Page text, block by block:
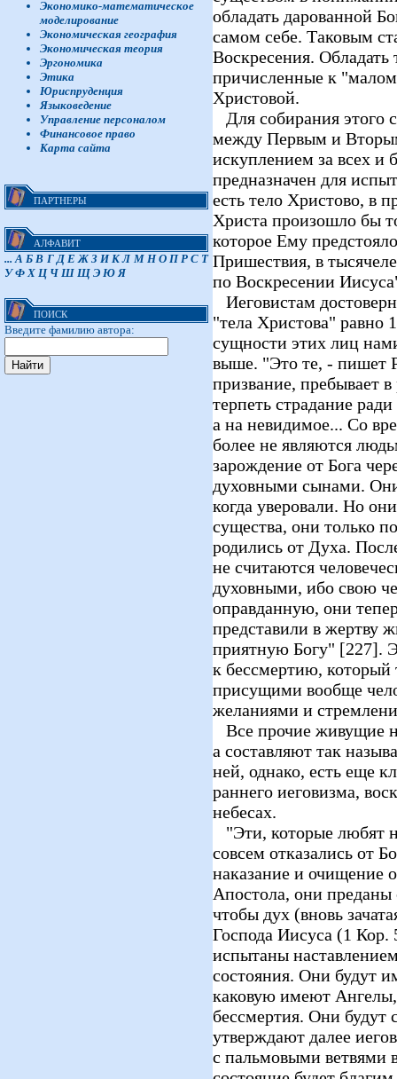
Экономико-математическое
моделирование
Экономическая география
Экономическая теория
Эргономика
Этика
Юриспруденция
Языковедение
Управление персоналом
Финансовое право
Карта сайта
ПАРТНЕРЫ
АЛФАВИТ
... А Б В Г Д Е Ж З И К Л М Н О П Р С Т
У Ф Х Ц Ч Ш Щ Э Ю Я
ПОИСК
Введите фамилию автора:
обладать дарованной
самом себе. Таковым
Воскресения.
причисленные к
Христовой.
Для собирания этого
между Первым и
искуплением за всех и
предназначен для
есть тело Христово, в
Христа произошло бы
которое Ему
Пришествия, в
по Воскресении
Иеговистам
"тела Христова" равно
сущности этих лиц
выше. "Это те, - пишет
призвание, пребывает
терпеть страдание
а на невидимое... Со
более не являются
зарождение от Бога
духовными сынами.
когда уверовали. Но
существа, они только
родились от Духа.
не считаются
духовными, ибо свою
оправданную, они
представили в жертву
приятную Богу" [227].
к бессмертию, который
присущими вообще
желаниями и
Все прочие живущие
а составляют так
ней, однако, есть еще
раннего иеговизма,
небесах.
"Эти, которые любят
совсем отказались от
наказание и очищение
Апостола, они преданы
чтобы дух (вновь
Господа Иисуса (1
испытаны
состояния. Они будут
каковую имеют
бессмертия. Они будут
утверждают далее
с пальмовыми ветвями